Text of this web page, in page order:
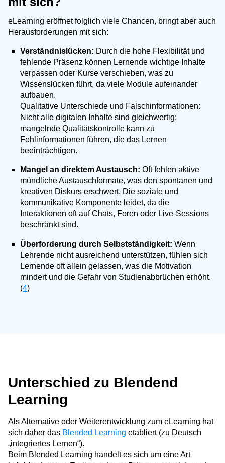
eLearning eröffnet folglich viele Chancen, bringt aber auch
Herausforderungen mit sich:
Verständnislücken: Durch die hohe Flexibilität und
fehlende Präsenz können Lernende wichtige Inhalte
verpassen oder Kurse verschieben, was zu
Wissenslücken führt, da viele Module aufeinander
aufbauen.
Qualitative Unterschiede und Falschinformationen:
Nicht alle digitalen Inhalte sind gleichwertig;
mangelnde Qualitätskontrolle kann zu
Fehlinformationen führen, die das Lernen
beeinträchtigen.
Mangel an direktem Austausch: Oft fehlen aktive
mündliche Austauschformate, was den spontanen und
kreativen Diskurs erschwert. Die soziale und
kommunikative Komponente leidet, da die
Interaktionen oft auf Chats, Foren oder Live-Sessions
beschränkt sind.
Überforderung durch Selbstständigkeit: Wenn
Lehrende nicht ausreichend unterstützen, fühlen sich
Lernende oft allein gelassen, was die Motivation
mindert und die Gefahr von Studienabbrüchen erhöht.
(4)
Unterschied zu Blendend
Learning
Als Alternative oder Weiterentwicklung zum eLearning hat
sich daher das Blended Learning etabliert (zu Deutsch
„integriertes Lernen“).
Beim Blended Learning handelt es sich um eine Art